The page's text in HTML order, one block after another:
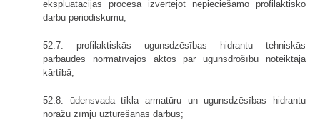
ekspluatācijas procesā izvērtējot nepieciešamo profilaktisko
darbu periodiskumu;
52.7. profilaktiskās ugunsdzēsības hidrantu tehniskās
pārbaudes normatīvajos aktos par ugunsdrošību noteiktajā
kārtībā;
52.8. ūdensvada tīkla armatūru un ugunsdzēsības hidrantu
norāžu zīmju uzturēšanas darbus;